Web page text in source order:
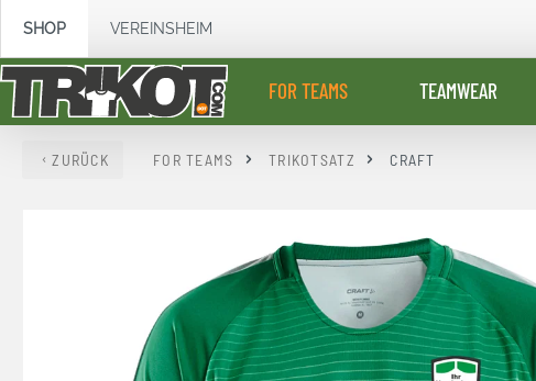
Zur Hauptnavigation springen
SHOP VEREINSHEIM
FOR TEAMS TEAMWEAR
ZURÜCK FOR TEAMS TRIKOTSATZ CRAFT